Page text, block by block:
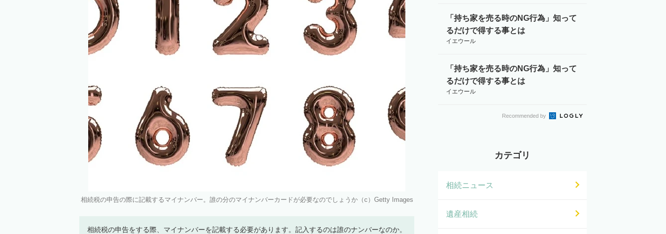
相続税の申告の際に記載するマイナンバー。誰の分のマイナンバーカードが必要なのでしょうか（c）Getty Images
相続税の申告をする際、マイナンバーを記載する必要があります。記入するのは誰のナンバーなのか。
「持ち家を売る時のNG行為」知って
るだけで得する事とは
イエウール
「持ち家を売る時のNG行為」知って
るだけで得する事とは
イエウール
Recommended by
カテゴリ
相続ニュース
遺産相続